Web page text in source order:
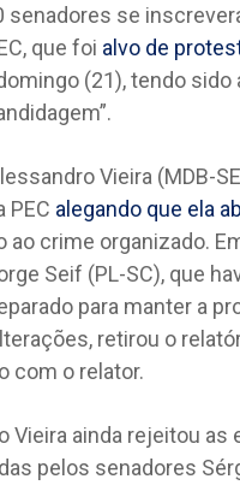
senadores se
que foi alvo de
(21), tendo sido
Vieira (MDB-
PEC alegando que ela
ao crime organizado.
Seif (PL-SC), que
para manter a
retirou o
com o relator.
Vieira ainda rejeitou as
pelos senadores